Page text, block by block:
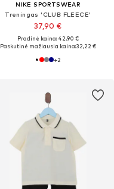
NIKE SPORTSWEAR
Treningas 'CLUB FLEECE'
37,90 €
Pradinė kaina: 42,90 €
Paskutinė mažiausia kaina:32,22 €
+2